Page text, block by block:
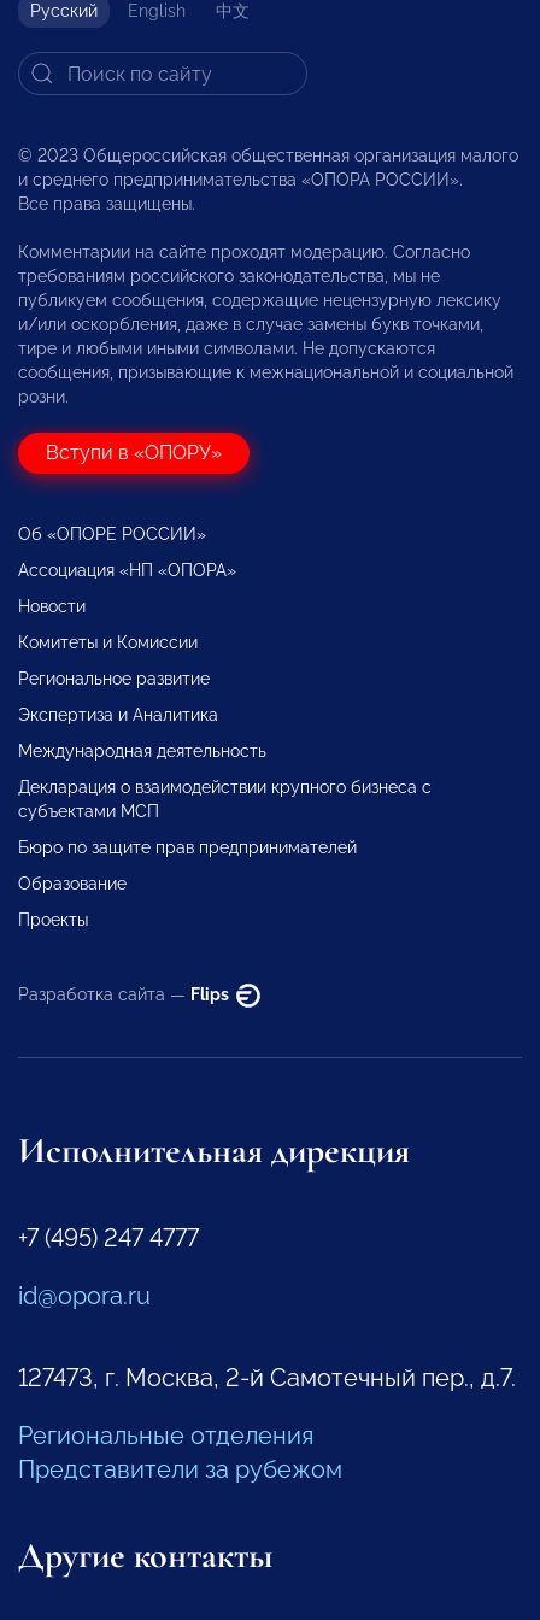
Русский English 中文
© 2023 Общероссийская общественная организация малого
и среднего предпринимательства «ОПОРА РОССИИ».
Все права защищены.
Комментарии на сайте проходят модерацию. Согласно
требованиям российского законодательства, мы не
публикуем сообщения, содержащие нецензурную лексику
и/или оскорбления, даже в случае замены букв точками,
тире и любыми иными символами. Не допускаются
сообщения, призывающие к межнациональной и социальной
розни.
Вступи в «ОПОРУ»
Об «ОПОРЕ РОССИИ»
Ассоциация «НП «ОПОРА»
Новости
Комитеты и Комиссии
Региональное развитие
Экспертиза и Аналитика
Международная деятельность
Декларация о взаимодействии крупного бизнеса с
субъектами МСП
Бюро по защите прав предпринимателей
Образование
Проекты
Разработка сайта — Flips
Исполнительная дирекция
+7 (495) 247 4777
id@opora.ru
127473, г. Москва, 2-й Самотечный пер., д.7.
Региональные отделения
Представители за рубежом
Другие контакты